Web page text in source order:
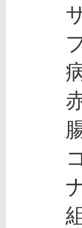
サ
プ
病
赤
腸
コ
ナ
組